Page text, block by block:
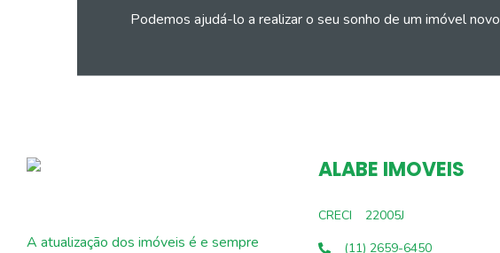
Podemos ajudá-lo a realizar o seu sonho de um imóvel novo
A atualização dos imóveis é e sempre
ALABE IMOVEIS
CRECI
22005J
(11) 2659-6450